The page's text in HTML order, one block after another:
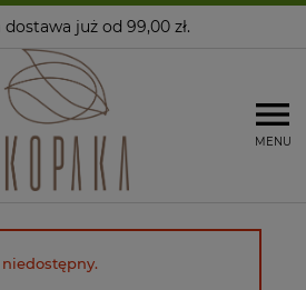
dostawa już od 99,00 zł.
MENU